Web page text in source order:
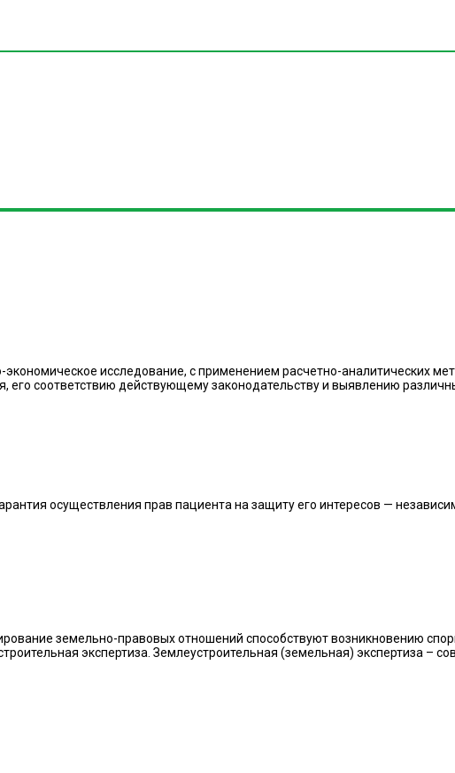
исследование, с применением расчетно-аналитических
его соответствию действующему законодательству и выявлению
осуществления прав пациента на защиту его интересов —
земельно-правовых отношений способствуют возникновению
экспертиза. Землеустроительная (земельная) экспертиза –